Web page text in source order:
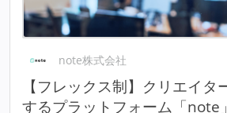
note株式会社
【フレックス制】クリエイタ
するプラットフォーム「note